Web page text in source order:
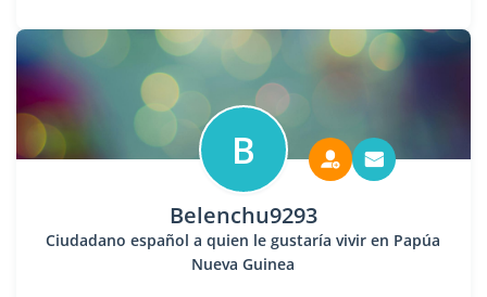
B
Belenchu9293
Ciudadano español a quien le gustaría vivir en Papúa
Nueva Guinea